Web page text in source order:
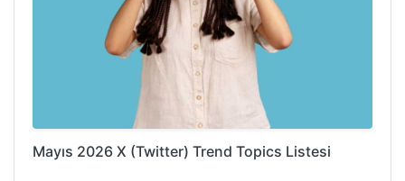
Mayıs 2026 X (Twitter) Trend Topics Listesi